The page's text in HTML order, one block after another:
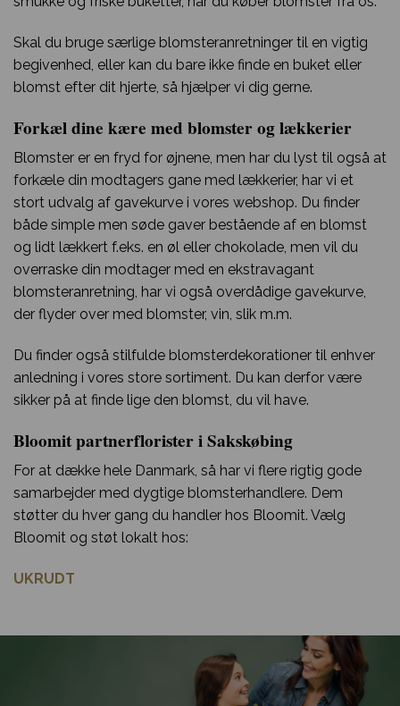
Skal du bruge særlige blomsteranretninger til en vigtig
begivenhed, eller kan du bare ikke finde en buket eller
blomst efter dit hjerte, så hjælper vi dig gerne.
Forkæl dine kære med blomster og lækkerier
Blomster er en fryd for øjnene, men har du lyst til også at
forkæle din modtagers gane med lækkerier, har vi et
stort udvalg af gavekurve i vores webshop. Du finder
både simple men søde gaver bestående af en blomst
og lidt lækkert f.eks. en øl eller chokolade, men vil du
overraske din modtager med en ekstravagant
blomsteranretning, har vi også overdådige gavekurve,
der flyder over med blomster, vin, slik m.m.
Du finder også stilfulde blomsterdekorationer til enhver
anledning i vores store sortiment. Du kan derfor være
sikker på at finde lige den blomst, du vil have.
Bloomit partnerflorister i Sakskøbing
For at dække hele Danmark, så har vi flere rigtig gode
samarbejder med dygtige blomsterhandlere. Dem
støtter du hver gang du handler hos Bloomit. Vælg
Bloomit og støt lokalt hos:
UKRUDT